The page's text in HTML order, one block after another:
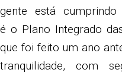
gente está
é o Plano Integrado
que foi feito um ano
tranquilidade, com